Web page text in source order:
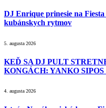
DJ Enrique prinesie na
kubánskych rytmov
5. augusta 2026
KEĎ SA DJ PULT
KONGÁCH: YANKO
4. augusta 2026